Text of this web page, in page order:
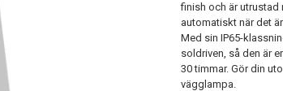
finish och är utrustad
automatiskt när det
Med sin IP65-
soldriven, så den är
30 timmar. Gör din
vägglampa.